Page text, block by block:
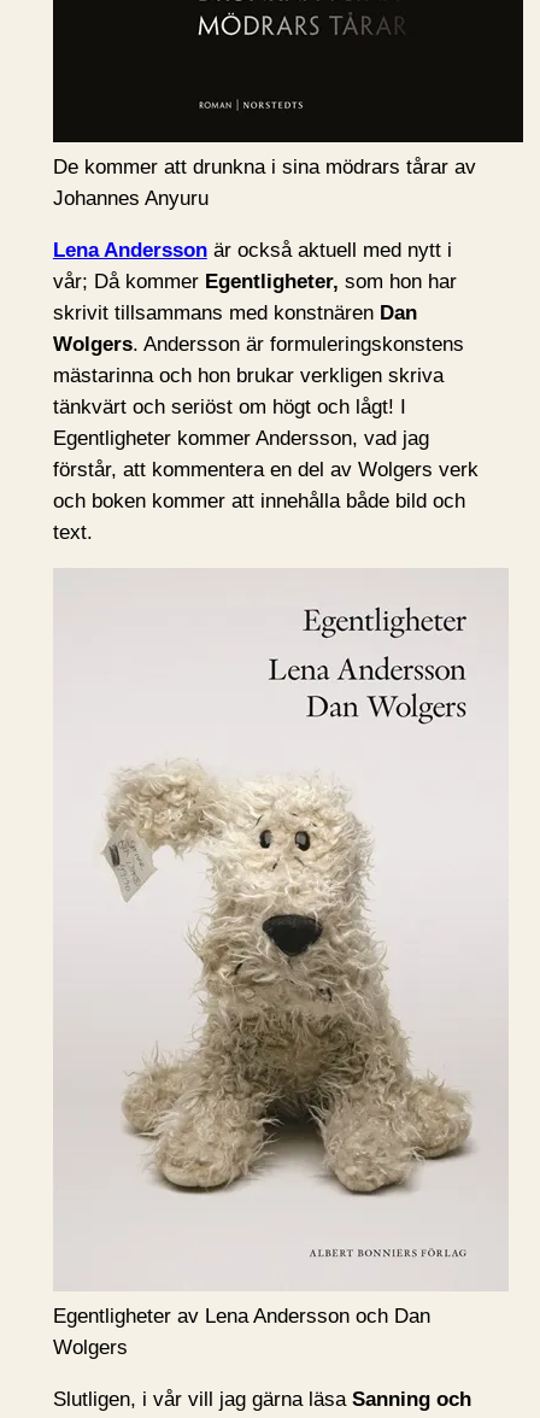
De kommer att drunkna i sina mödrars tårar av
Johannes Anyuru
Lena Anderssonär också aktuell med nytt i
vår; Då kommer Egentligheter, som hon har
skrivit tillsammans med konstnären Dan
Wolgers. Andersson är formuleringskonstens
mästarinna och hon brukar verkligen skriva
tänkvärt och seriöst om högt och lågt! I
Egentligheter kommer Andersson, vad jag
förstår, att kommentera en del av Wolgers verk
och boken kommer att innehålla både bild och
text.
Egentligheter av Lena Andersson och Dan
Wolgers
Slutligen, i vår vill jag gärna läsa Sanning och